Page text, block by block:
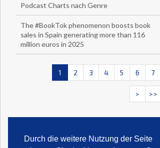
Durch die weitere Nutzung der Seite
Podcast Charts nach Genre
The #BookTok phenomenon boosts book
sales in Spain generating more than 116
million euros in 2025
1 2 3 4 5 6 7
> >>